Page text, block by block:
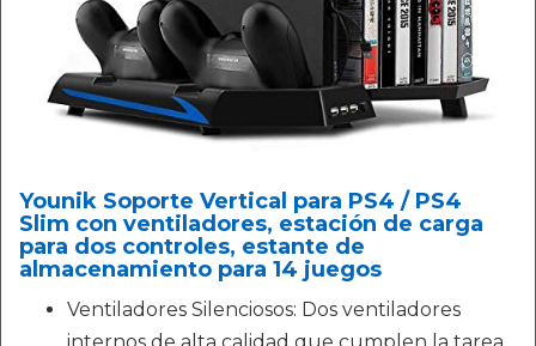
Younik Soporte Vertical para PS4 / PS4
Slim con ventiladores, estación de carga
para dos controles, estante de
almacenamiento para 14 juegos
Ventiladores Silenciosos: Dos ventiladores